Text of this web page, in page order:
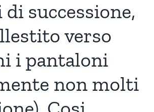
successione,
verso
i pantaloni
non molti